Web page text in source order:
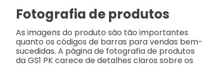
Fotografia de produtos
As imagens do produto são tão importantes
quanto os códigos de barras para vendas bem-
sucedidas. A página de fotografia de produtos
da GS1 PK carece de detalhes claros sobre os